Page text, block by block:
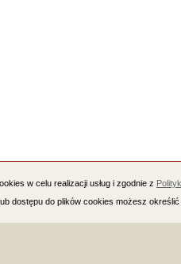
w celu realizacji usług i zgodnie z
dostępu do plików cookies możesz